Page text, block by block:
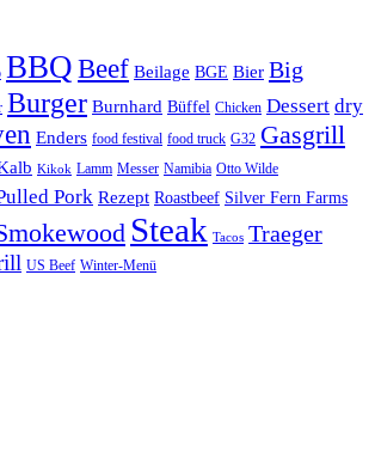
BBQBeef Beilage BGE Bier Big
Burger Burnhard Büffel Chicken Dessert dry
Enders food festival food truck G32 Gasgrill
Kikok Lamm Messer Namibia Otto Wilde
Pork Rezept Roastbeef Silver Fern Farms
Steak Tacos Traeger
US Beef Winter-Menü